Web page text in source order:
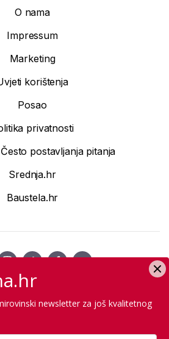
O nama
Impressum
Marketing
korištenja
Posao
privatnosti
postavljanja pitanja
Srednja.hr
Baustela.hr
by
newsletter za još kvalitetnog